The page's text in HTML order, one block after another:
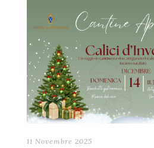
11 Novembre 2025